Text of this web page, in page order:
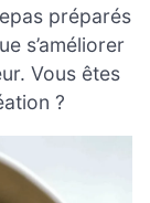
préparés
s’améliorer
Vous êtes
?